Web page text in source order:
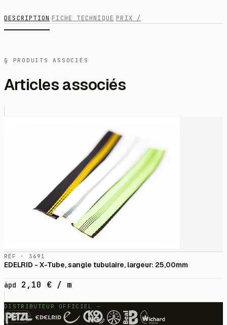
DESCRIPTION FICHE TECHNIQUE PRIX /
§ PRODUITS ASSOCIÉS
Articles associés
RÉF · 3691
EDELRID - X-Tube, sangle tubulaire, largeur: 25,00mm
àpd 2,10 € / m
DISTRIBUTEUR OFFICIEL —